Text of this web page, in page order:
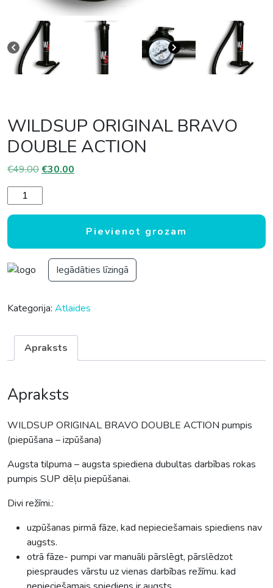
WILDSUP ORIGINAL BRAVO
DOUBLE ACTION
€49.00 Original price was: €49.00.
€30.00
WILDSUP ORIGINAL BRAVO DOUBLE ACTION daudzums
Pievienot grozam
Iegādāties līzingā
Kategorija: Atlaides
Apraksts
Apraksts
WILDSUP ORIGINAL BRAVO DOUBLE ACTION pumpis
(piepūšana – izpūšana)
Augsta tilpuma – augsta spiediena dubultas darbības rokas
pumpis SUP dēļu piepūšanai.
Divi režīmi.:
uzpūšanas pirmā fāze, kad nepieciešamais spiediens nav
augsts.
otrā fāze- pumpi var manuāli pārslēgt, pārslēdzot
piespraudes vārstu uz vienas darbības režīmu. kad